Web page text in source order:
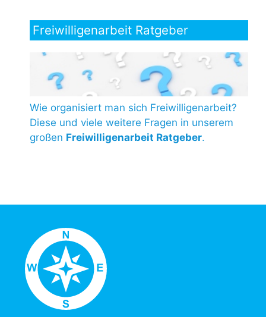
Freiwilligenarbeit Ratgeber
Wie organisiert man sich Freiwilligenarbeit?
Diese und viele weitere Fragen in unserem
großen Freiwilligenarbeit Ratgeber.